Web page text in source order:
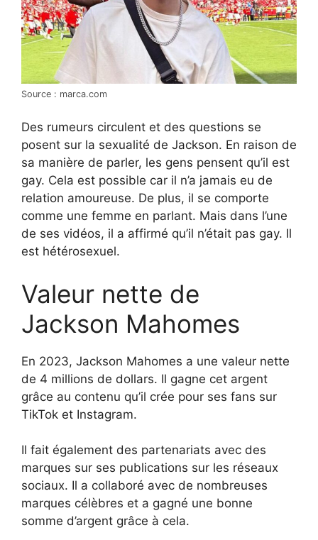
Source : marca.com
Des rumeurs circulent et des questions se
posent sur la sexualité de Jackson. En raison de
sa manière de parler, les gens pensent qu’il est
gay. Cela est possible car il n’a jamais eu de
relation amoureuse. De plus, il se comporte
comme une femme en parlant. Mais dans l’une
de ses vidéos, il a affirmé qu’il n’était pas gay. Il
est hétérosexuel.
Valeur nette de
Jackson Mahomes
En 2023, Jackson Mahomes a une valeur nette
de 4 millions de dollars. Il gagne cet argent
grâce au contenu qu’il crée pour ses fans sur
TikTok et Instagram.
Il fait également des partenariats avec des
marques sur ses publications sur les réseaux
sociaux. Il a collaboré avec de nombreuses
marques célèbres et a gagné une bonne
somme d’argent grâce à cela.